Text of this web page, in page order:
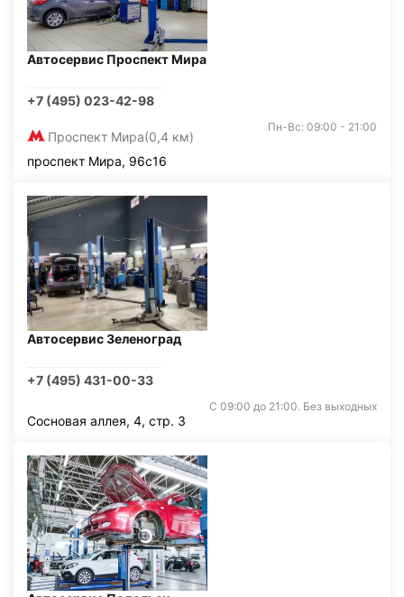
Автосервис Проспект Мира
+7 (495) 023-42-98
Проспект Мира(0,4 км)
Пн-Вс: 09:00 - 21:00
проспект Мира, 96с16
Автосервис Зеленоград
+7 (495) 431-00-33
С 09:00 до 21:00. Без выходных
Сосновая аллея, 4, стр. 3